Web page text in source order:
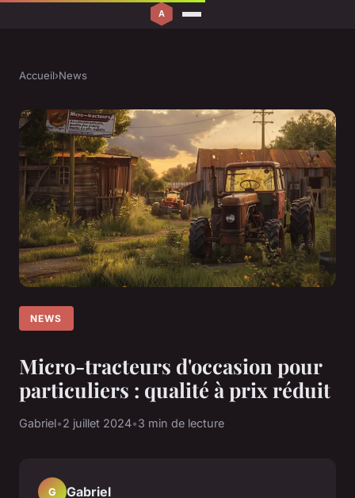
Accueil›News
NEWS
Micro-tracteurs d'occasion pour
particuliers : qualité à prix réduit
Gabriel•2 juillet 2024•3 min de lecture
G Gabriel